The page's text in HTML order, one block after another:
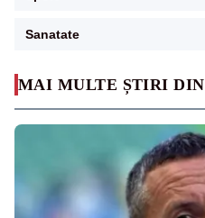
MAI MULTE ȘTIRI DIN
Sanatate